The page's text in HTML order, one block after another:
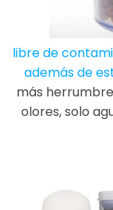
libre de
además de
más
olores, solo